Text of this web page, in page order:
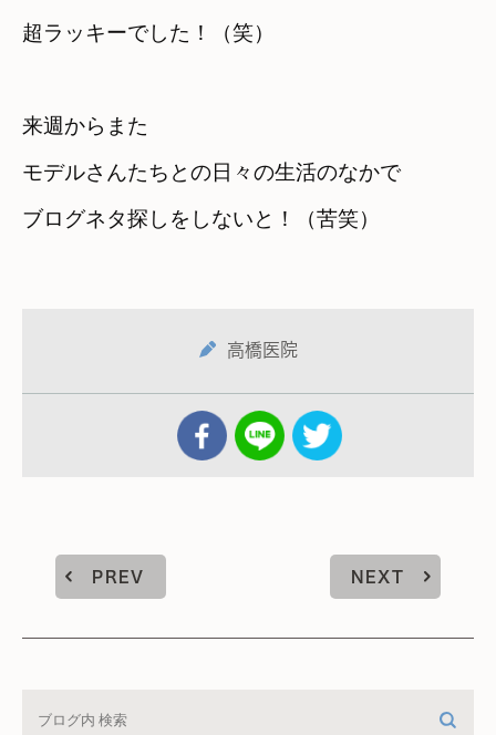
超ラッキーでした！（笑）
来週からまた
モデルさんたちとの日々の生活のなかで
ブログネタ探しをしないと！（苦笑）
高橋医院
PREV NEXT